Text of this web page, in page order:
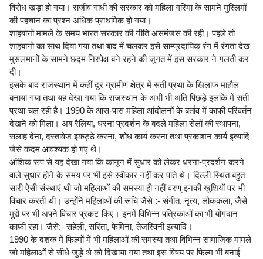
विरोध खड़ा हो गया। राजीव गांधी की सरकार को महिला गरिमा के सामने मुस्लिमों
की पहचान का प्रश्न अधिक प्राथमिक हो गया।
शाहबानो मामले के समय भारत सरकार की नीति असमंजस की रही। पहले तो
शाहबानो का साथ दिया गया तथा बाद में चलकर इसे साम्प्रदायिक रंग में रंगता देख
मुसलमानों के सामने छद्म निरपेक्ष बने रहने की जुगत में इस सरकार ने गलती कर
दी।
इसके बाद राजस्थान में कहीं दूर ग्रामीण क्षेत्र में सती प्रथा के खिलाफ माहौल
बनाया गया तथा यह देखा गया कि राजस्थान के अभी भी अति पिछड़े इलाके में सती
प्रथा चल रही है। 1990 के आस-पास महिला आंदोलनों के बर्ताव में काफी परिवर्तन
देखने को मिला। अब रैलियां, धरना प्रदर्शन के बदले महिला सेलों की स्थापना,
सलाह देना, दस्तावेज इकट्ठे करना, शोध कार्य करना तथा प्रकाशन कार्य इत्यादि
जैसे कदम आवश्यक हो गए थे।
आंशिक रूप से यह देखा गया कि कानून में सुधार को लेकर धरना-प्रदर्शन करने
वाले सुधार होने के समय पर भी इसे स्वीकार नहीं कर पाते थे। दिल्ली स्थित बहुत
सारी ऐसी संस्थाएं थी जो महिलाओं की समस्या ही नहीं वरण् इनकी खुशियों पर भी
विचार करती थी। उन्होंने महिलाओं की रूचि जैसे :- संगीत, नृत्य, लोककला, जैसे
मुद्दों पर भी अपने विचार प्रकट किए। इनमें विभिन्न पत्रिकाओं का भी योगदान
काफी रहा। जैसे:- सहेली, सरिता, फेमिना, तेजस्विनी इत्यादि।
1990 के दशक में फिल्मों में भी महिलाओं की समस्या तथा विभिन्न सामाजिक मामले
जो महिलाओं से सीधे जुड़े थे को दिखाया गया तथा इस विषय पर फिल्म भी बनाई